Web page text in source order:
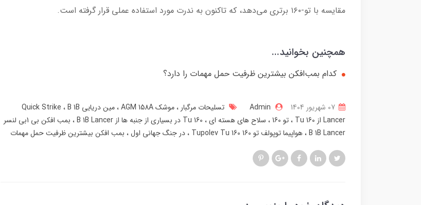
مقایسه با تو-۱۶۰ برتری می‌دهد، که تاکنون به ندرت مورد استفاده عملی قرار گرفته است.
همچنین بخوانید...
کدام بمب‌افکن بیشترین ظرفیت حمل مهمات را دارد؟
Admin تسلیحات مرگبار موشک AGM 158A مین دریایی Quick Strike B 1B
Lancer از Tu 160
تو 160 سلاح های هسته ای Tu 160 در بسیاری از جنبه ها از B 1B Lancer
بمب افکن بی 1بی لنسر
B 1B Lancer هواپیما توپولف تو 160 Tupolev Tu 160 در جنگ جهانی اول بمب افکن بیشترین ظرفیت حمل مهمات